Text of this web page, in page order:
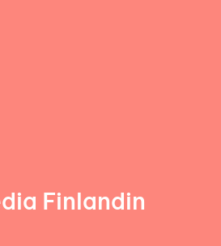
Finlandin